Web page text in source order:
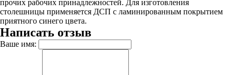
прочих рабочих принадлежностей. Для изготовления
столешницы применяется ДСП с ламинированным покрытием
приятного синего цвета.
Написать отзыв
Ваше имя: